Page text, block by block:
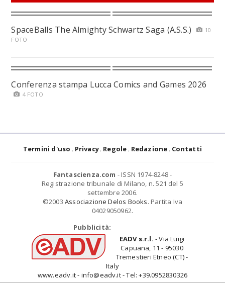
SpaceBalls The Almighty Schwartz Saga (A.S.S.)
10
FOTO
Conferenza stampa Lucca Comics and Games 2026
4 FOTO
Termini d'uso Privacy Regole Redazione Contatti
Fantascienza.com - ISSN 1974-8248 -
Registrazione tribunale di Milano, n. 521 del 5
settembre 2006.
©2003 Associazione Delos Books. Partita Iva
04029050962.
Pubblicità:
EADV s.r.l. - Via Luigi
Capuana, 11 - 95030
Tremestieri Etneo (CT) -
Italy
www.eadv.it - info@eadv.it - Tel: +39.0952830326